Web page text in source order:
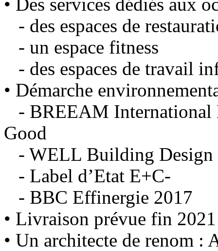
• Des services dédiés aux
- des espaces de
- un espace fitness
- des espaces de travail
• Démarche
- BREEAM International
Good
- WELL Building Design
- Label d’Etat E+C‐
- BBC Effinergie 2017
• Livraison prévue fin 2021
• Un architecte de renom :